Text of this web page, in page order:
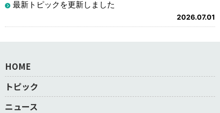
最新トピックを更新しました
2026.07.01
HOME
トピック
ニュース